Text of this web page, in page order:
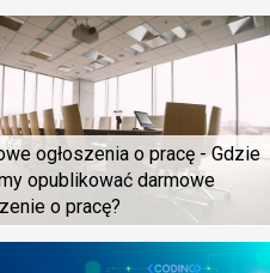
ogłoszenia o pracę - Gdzie
opublikować darmowe
o pracę?